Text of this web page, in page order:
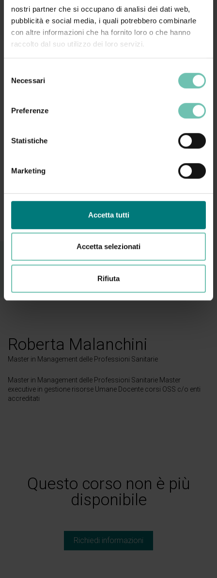
nostri partner che si occupano di analisi dei dati web,
pubblicità e social media, i quali potrebbero combinarle
con altre informazioni che ha fornito loro o che hanno
raccolto dal suo utilizzo dei loro servizi.
delNecessari
Preferenze
Statistiche
Marketing
Accetta tutti
Accetta selezionati
Rifiuta
oppure compila ilform di richiesta informazioni
Questo corso non è più disponibile
informazioni
Condividi:
Relatore
Roberta Malanchini
Master in Management delle Professioni Sanitarie
Master in Management delle Professioni Sanitarie Master
executive in gestione risorse Umane Docente corsi OSS c/o enti
accreditati
Questo corso non è più
disponibile
Richiedi informazioni